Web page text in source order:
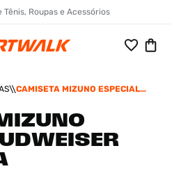
Roupas e Acessórios
CAMISETA MIZUNO ESPECIAL